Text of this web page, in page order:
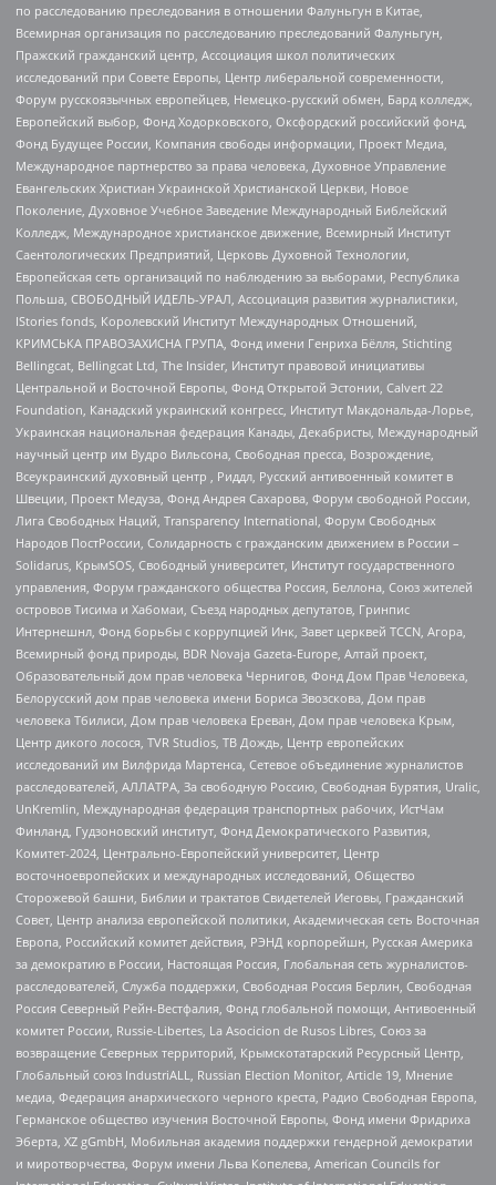
по расследованию преследования в отношении Фалуньгун в Китае,
Всемирная организация по расследованию преследований Фалуньгун,
Пражский гражданский центр, Ассоциация школ политических
исследований при Совете Европы, Центр либеральной современности,
Форум русскоязычных европейцев, Немецко-русский обмен, Бард колледж,
Европейский выбор, Фонд Ходорковского, Оксфордский российский фонд,
Фонд Будущее России, Компания свободы информации, Проект Медиа,
Международное партнерство за права человека, Духовное Управление
Евангельских Христиан Украинской Христианской Церкви, Новое
Поколение, Духовное Учебное Заведение Международный Библейский
Колледж, Международное христианское движение, Всемирный Институт
Саентологических Предприятий, Церковь Духовной Технологии,
Европейская сеть организаций по наблюдению за выборами, Республика
Польша, СВОБОДНЫЙ ИДЕЛЬ-УРАЛ, Ассоциация развития журналистики,
IStories fonds, Королевский Институт Международных Отношений,
КРИМСЬКА ПРАВОЗАХИСНА ГРУПА, Фонд имени Генриха Бёлля, Stichting
Bellingcat, Bellingcat Ltd, The Insider, Институт правовой инициативы
Центральной и Восточной Европы, Фонд Открытой Эстонии, Calvert 22
Foundation, Канадский украинский конгресс, Институт Макдональда-Лорье,
Украинская национальная федерация Канады, Декабристы, Международный
научный центр им Вудро Вильсона, Свободная пресса, Возрождение,
Всеукраинский духовный центр , Риддл, Русский антивоенный комитет в
Швеции, Проект Медуза, Фонд Андрея Сахарова, Форум свободной России,
Лига Свободных Наций, Transparеncy International, Форум Свободных
Народов ПостРоссии, Солидарность с гражданским движением в России –
Solidarus, КрымSOS, Свободный университет, Институт государственного
управления, Форум гражданского общества Россия, Беллона, Союз жителей
островов Тисима и Хабомаи, Съезд народных депутатов, Гринпис
Интернешнл, Фонд борьбы с коррупцией Инк, Завет церквей TCCN, Агора,
Всемирный фонд природы, BDR Novaja Gazeta-Europe, Алтай проект,
Образовательный дом прав человека Чернигов, Фонд Дом Прав Человека,
Белорусский дом прав человека имени Бориса Звозскова, Дом прав
человека Тбилиси, Дом прав человека Ереван, Дом прав человека Крым,
Центр дикого лосося, TVR Studios, ТВ Дождь, Центр европейских
исследований им Вилфрида Мартенса, Сетевое объединение журналистов
расследователей, АЛЛАТРА, За свободную Россию, Свободная Бурятия, Uralic,
UnKremlin, Международная федерация транспортных рабочих, ИстЧам
Финланд, Гудзоновский институт, Фонд Демократического Развития,
Комитет-2024, Центрально-Европейский университет, Центр
восточноевропейских и международных исследований, Общество
Сторожевой башни, Библии и трактатов Свидетелей Иеговы, Гражданский
Совет, Центр анализа европейской политики, Академическая сеть Восточная
Европа, Российский комитет действия, РЭНД корпорейшн, Русская Америка
за демократию в России, Настоящая Россия, Глобальная сеть журналистов-
расследователей, Служба поддержки, Свободная Россия Берлин, Свободная
Россия Северный Рейн-Вестфалия, Фонд глобальной помощи, Антивоенный
комитет России, Russie-Libertes, La Asocicion de Rusos Libres, Союз за
возвращение Северных территорий, Крымскотатарский Ресурсный Центр,
Глобальный союз IndustriALL, Russian Election Monitor, Article 19, Мнение
медиа, Федерация анархического черного креста, Радио Свободная Европа,
Германское общество изучения Восточной Европы, Фонд имени Фридриха
Эберта, XZ gGmbH, Мобильная академия поддержки гендерной демократии
и миротворчества, Форум имени Льва Копелева, American Councils for